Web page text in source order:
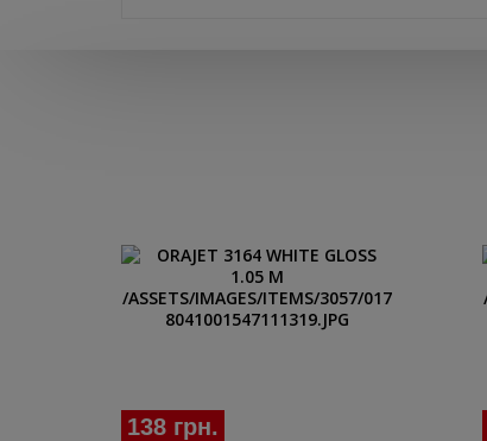
138 грн.